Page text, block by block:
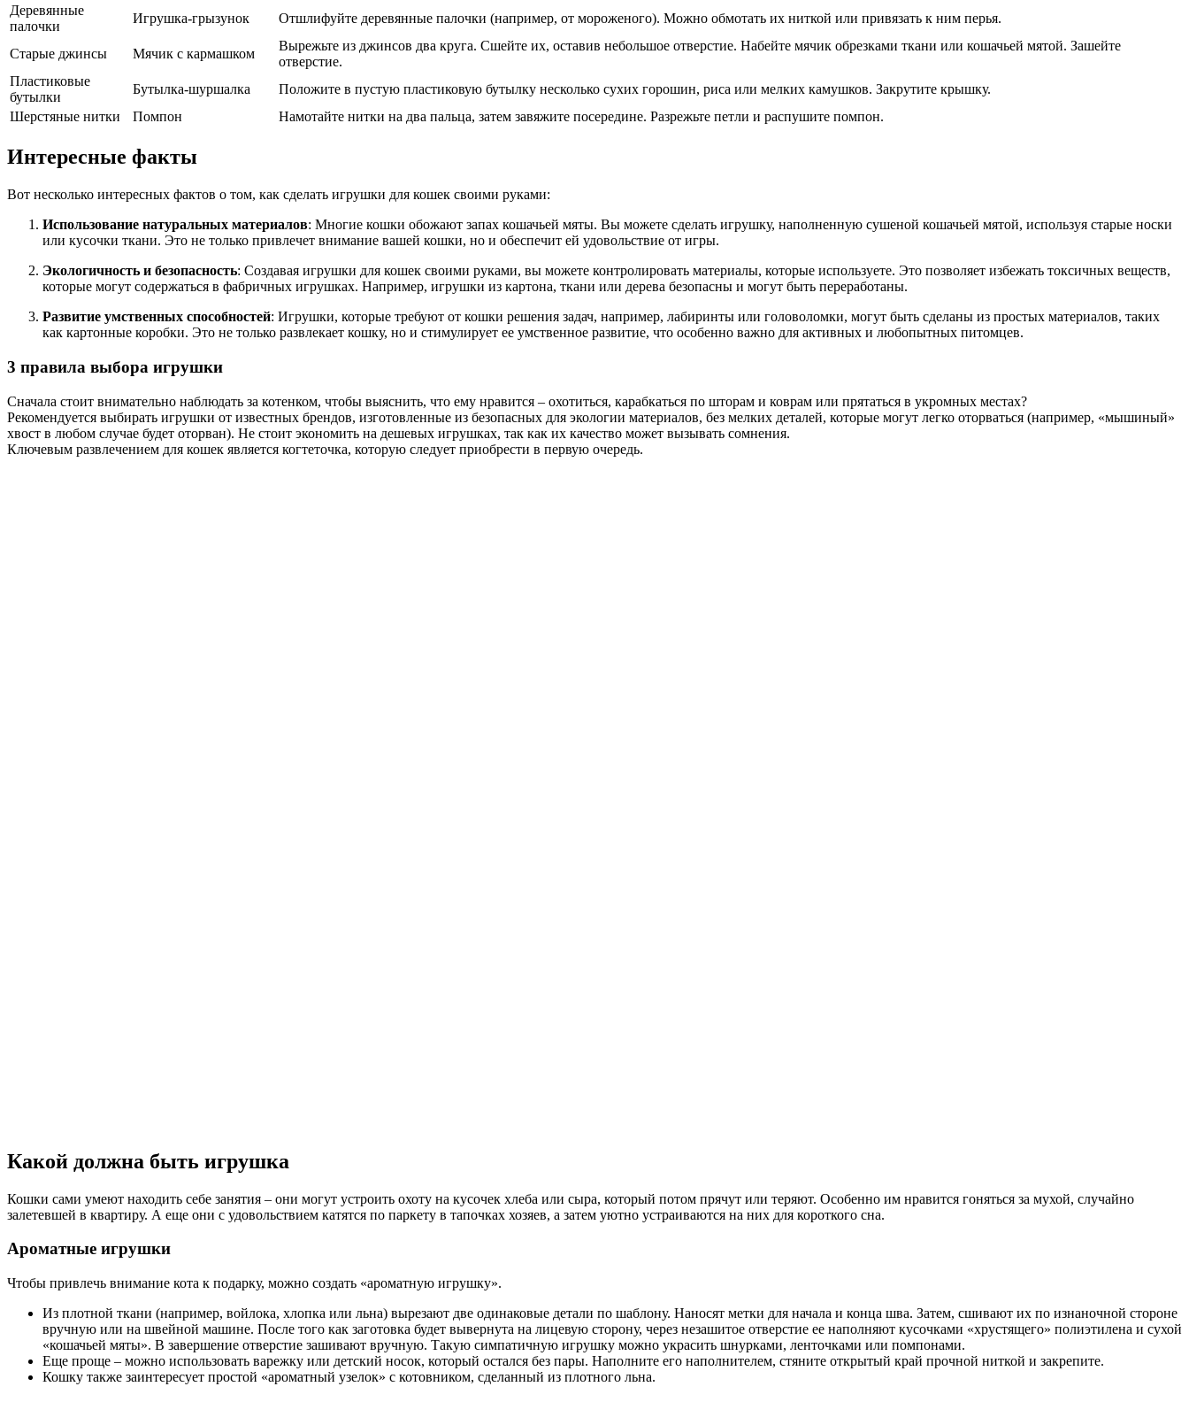
Деревянные
палочки
Игрушка-грызунок Отшлифуйте деревянные палочки (например, от мороженого). Можно обмотать их ниткой или привязать к ним перья.
Старые джинсы Мячик с кармашком
Вырежьте из джинсов два круга. Сшейте их, оставив небольшое отверстие. Набейте мячик обрезками ткани или кошачьей мятой. Зашейте
отверстие.
Пластиковые
бутылки
Бутылка-шуршалка
Положите в пустую пластиковую бутылку несколько сухих горошин, риса или мелких камушков. Закрутите крышку.
Шерстяные нитки
Помпон Намотайте нитки на два пальца, затем завяжите посередине. Разрежьте петли и распушите помпон.
Интересные факты
Вот несколько интересных фактов о том, как сделать игрушки для кошек своими руками:
Использование натуральных материалов: Многие кошки обожают запах кошачьей мяты. Вы можете сделать игрушку, наполненную сушеной кошачьей мятой, используя старые носки
или кусочки ткани. Это не только привлечет внимание вашей кошки, но и обеспечит ей удовольствие от игры.
Экологичность и безопасность: Создавая игрушки для кошек своими руками, вы можете контролировать материалы, которые используете. Это позволяет избежать токсичных веществ,
которые могут содержаться в фабричных игрушках. Например, игрушки из картона, ткани или дерева безопасны и могут быть переработаны.
Развитие умственных способностей: Игрушки, которые требуют от кошки решения задач, например, лабиринты или головоломки, могут быть сделаны из простых материалов, таких
как картонные коробки. Это не только развлекает кошку, но и стимулирует ее умственное развитие, что особенно важно для активных и любопытных питомцев.
3 правила выбора игрушки
Сначала стоит внимательно наблюдать за котенком, чтобы выяснить, что ему нравится – охотиться, карабкаться по шторам и коврам или прятаться в укромных местах?
Рекомендуется выбирать игрушки от известных брендов, изготовленные из безопасных для экологии материалов, без мелких деталей, которые могут легко оторваться (например, «мышиный»
хвост в любом случае будет оторван). Не стоит экономить на дешевых игрушках, так как их качество может вызывать сомнения.
Ключевым развлечением для кошек является когтеточка, которую следует приобрести в первую очередь.
Какой должна быть игрушка
Кошки сами умеют находить себе занятия – они могут устроить охоту на кусочек хлеба или сыра, который потом прячут или теряют. Особенно им нравится гоняться за мухой, случайно
залетевшей в квартиру. А еще они с удовольствием катятся по паркету в тапочках хозяев, а затем уютно устраиваются на них для короткого сна.
Ароматные игрушки
Чтобы привлечь внимание кота к подарку, можно создать «ароматную игрушку».
Из плотной ткани (например, войлока, хлопка или льна) вырезают две одинаковые детали по шаблону. Наносят метки для начала и конца шва. Затем, сшивают их по изнаночной стороне
вручную или на швейной машине. После того как заготовка будет вывернута на лицевую сторону, через незашитое отверстие ее наполняют кусочками «хрустящего» полиэтилена и сухой
«кошачьей мяты». В завершение отверстие зашивают вручную. Такую симпатичную игрушку можно украсить шнурками, ленточками или помпонами.
Еще проще – можно использовать варежку или детский носок, который остался без пары. Наполните его наполнителем, стяните открытый край прочной ниткой и закрепите.
Кошку также заинтересует простой «ароматный узелок» с котовником, сделанный из плотного льна.